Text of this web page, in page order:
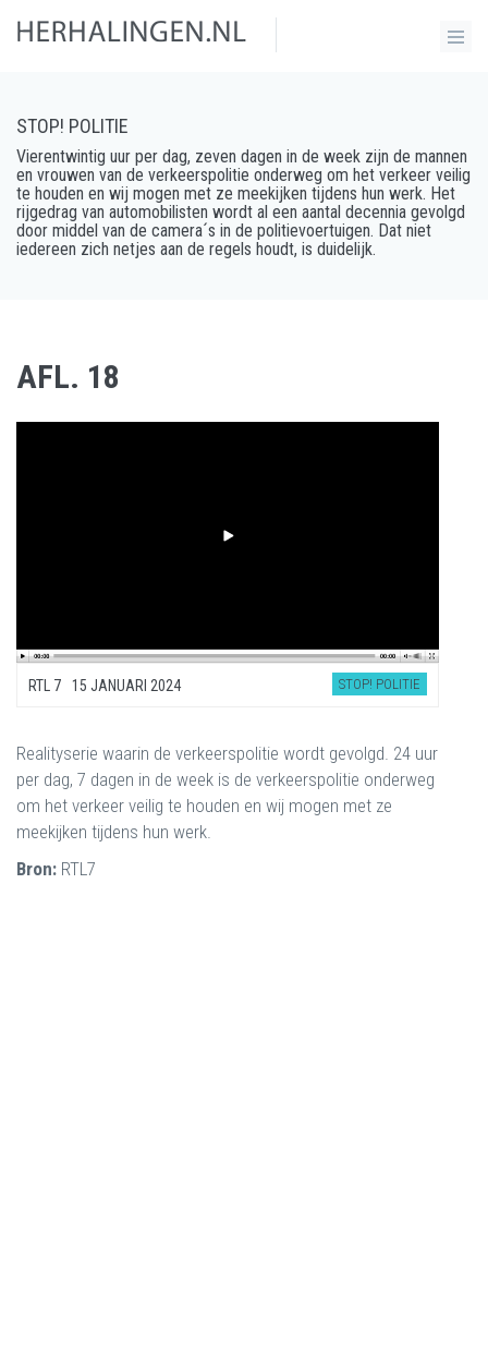
STOP! POLITIE
Vierentwintig uur per dag, zeven dagen in de week zijn de mannen
en vrouwen van de verkeerspolitie onderweg om het verkeer veilig
te houden en wij mogen met ze meekijken tijdens hun werk. Het
rijgedrag van automobilisten wordt al een aantal decennia gevolgd
door middel van de camera´s in de politievoertuigen. Dat niet
iedereen zich netjes aan de regels houdt, is duidelijk.
AFL. 18
RTL 7 15 JANUARI 2024 STOP! POLITIE
Realityserie waarin de verkeerspolitie wordt gevolgd. 24 uur
per dag, 7 dagen in de week is de verkeerspolitie onderweg
om het verkeer veilig te houden en wij mogen met ze
meekijken tijdens hun werk.
Bron: RTL7